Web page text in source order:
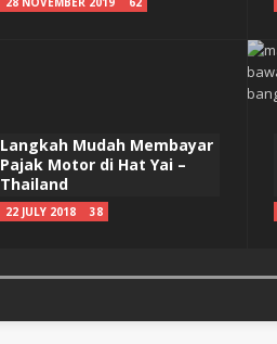
Langkah Mudah Membayar
Pajak Motor di Hat Yai –
Thailand
22 JULY 2018 38